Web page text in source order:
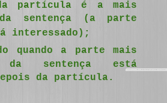
partícula é a mais
sentença (a parte
interessado);
quando a parte mais
da sentença está
da partícula.